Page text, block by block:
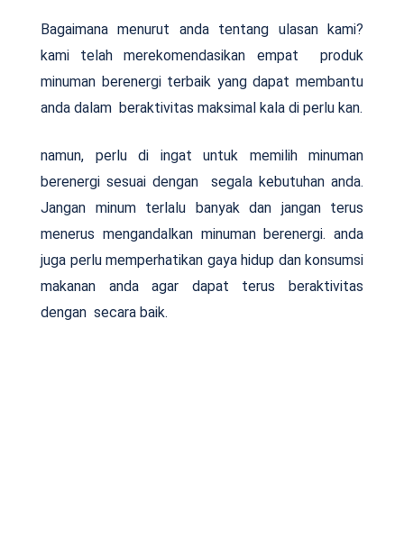
Bagaimana menurut anda tentang ulasan kami?
kami telah merekomendasikan empat produk
minuman berenergi terbaik yang dapat membantu
anda dalam beraktivitas maksimal kala di perlu kan.
namun, perlu di ingat untuk memilih minuman
berenergi sesuai dengan segala kebutuhan anda.
Jangan minum terlalu banyak dan jangan terus
menerus mengandalkan minuman berenergi. anda
juga perlu memperhatikan gaya hidup dan konsumsi
makanan anda agar dapat terus beraktivitas
dengan secara baik.